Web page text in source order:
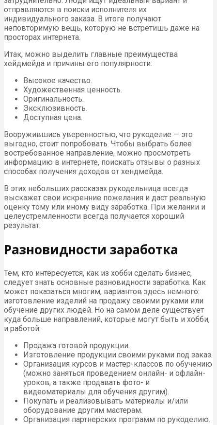
отправляются в поиски исполнителя их
индивидуального заказа. В итоге получают
неповторимую вещь, которую не встретишь даже на
просторах интернета.
Итак, можно выделить главные преимущества
хейдмейда и причины его популярности:
Высокое качество.
Художественная ценность.
Оригинальность.
Эксклюзивность.
Доступная цена.
Вооружившись уверенностью, что рукоделие — это
выгодно, стоит попробовать. Чтобы выбрать более
востребованное направление, можно просмотреть
информацию в интернете, поискать отзывы о разных
способах получения доходов от хендмейда.
В этих небольших рассказах рукодельница всегда
выскажет свои искренние пожелания и даст реальную
оценку тому или иному виду заработка. При желании и
целеустремленности всегда получается хороший
результат.
Разновидности заработка
Тем, кто интересуется, как из хобби сделать бизнес,
следует знать основные разновидности заработка. Как
может показаться многим, вариантов здесь немного:
изготовление изделий на продажу своими руками или
обучение других людей. Но на самом деле существует
куда больше направлений, которые могут быть и хобби,
и работой:
Продажа готовой продукции.
Изготовление продукции своими руками под заказ.
Организация курсов и мастер-классов по обучению
(можно заняться проведением онлайн- и офлайн-
уроков, а также продавать фото- и
видеоматериалы для обучения другим).
Покупать и реализовывать материалы и/или
оборудование другим мастерам.
Организация партнерских программ по рукоделию.